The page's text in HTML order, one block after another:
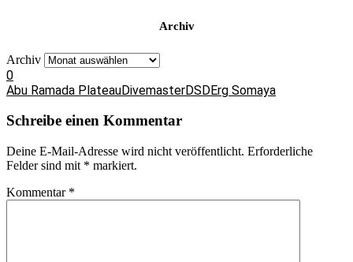
Archiv
Archiv
0
Abu Ramada PlateauDivemasterDSDErg Somaya
Schreibe einen Kommentar
Deine E-Mail-Adresse wird nicht veröffentlicht. Erforderliche
Felder sind mit * markiert.
Kommentar *